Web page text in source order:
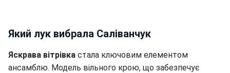
Який лук вибрала Саліванчук
Яскрава вітрівка стала ключовим елементом
ансамблю. Модель вільного крою, що забезпечує